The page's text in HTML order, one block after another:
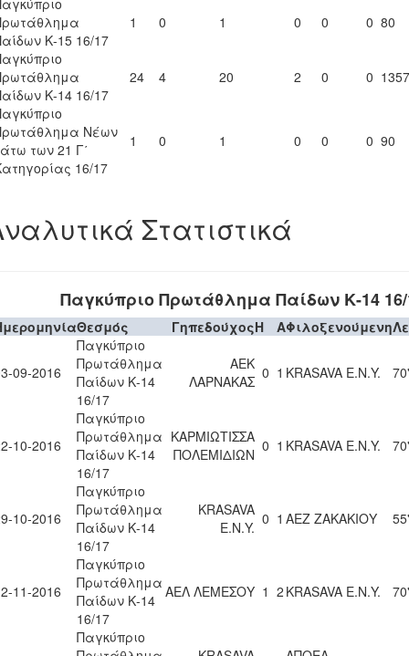
Κ-15 16/17
1 0 1 0 0 0 80
Κ-14 16/17
24 4 20 2 0 0 1357
Νέων
των 21 Γ΄
16/17
1 0 1 0 0 0 90
Στατιστικά
Παγκύπριο Πρωτάθλημα Παίδων Κ-14 16/
Θεσμός ΓηπεδούχοςH AΦιλοξενούμενη
09-2016
Παγκύπριο
Πρωτάθλημα
Παίδων Κ-14
16/17
ΑΕΚ
ΛΑΡΝΑΚΑΣ 0 1 KRASAVA Ε.Ν.Y. 70'
10-2016
Παγκύπριο
Πρωτάθλημα
Παίδων Κ-14
16/17
ΚΑΡΜΙΩΤΙΣΣΑ
ΠΟΛΕΜΙΔΙΩΝ 0 1 KRASAVA Ε.Ν.Y. 70'
10-2016
Παγκύπριο
Πρωτάθλημα
Παίδων Κ-14
16/17
KRASAVA
Ε.Ν.Y. 0 1 ΑΕΖ ΖΑΚΑΚΙΟΥ 55'
11-2016
Παγκύπριο
Πρωτάθλημα
Παίδων Κ-14
16/17
ΑΕΛ ΛΕΜΕΣΟΥ 1 2 KRASAVA Ε.Ν.Y. 70'
Παγκύπριο